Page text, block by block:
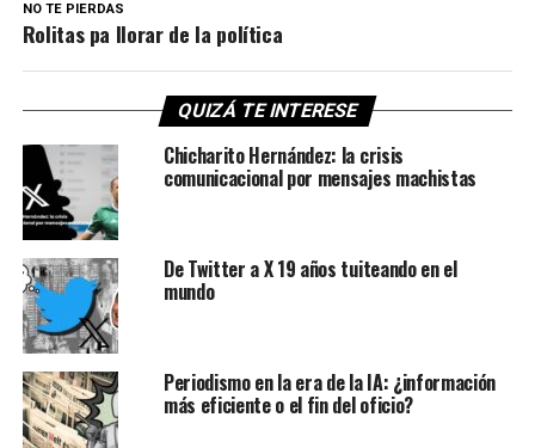
NO TE PIERDAS
Rolitas pa llorar de la política
QUIZÁ TE INTERESE
Chicharito Hernández: la crisis
comunicacional por mensajes machistas
De Twitter a X 19 años tuiteando en el
mundo
Periodismo en la era de la IA: ¿información
más eficiente o el fin del oficio?